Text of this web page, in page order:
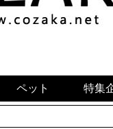
ペット 特集